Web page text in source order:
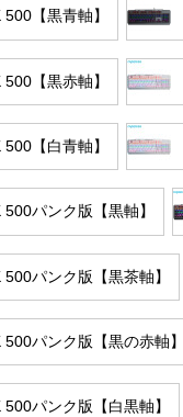
500【黒青軸】
500【黒赤軸】
500【白青軸】
500パンク版【黒軸】
500パンク版【黒茶軸】
500パンク版【黒の赤軸】
500パンク版【白黒軸】